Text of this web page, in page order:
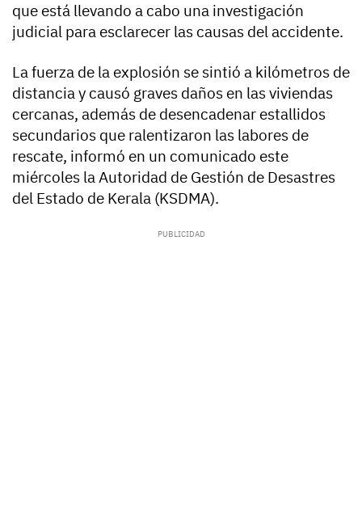
que está llevando a cabo una investigación
judicial para esclarecer las causas del accidente.
La fuerza de la explosión se sintió a kilómetros de
distancia y causó graves daños en las viviendas
cercanas, además de desencadenar estallidos
secundarios que ralentizaron las labores de
rescate, informó en un comunicado este
miércoles la Autoridad de Gestión de Desastres
del Estado de Kerala (KSDMA).